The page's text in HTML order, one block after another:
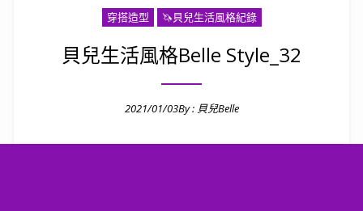
穿搭造型 🦄️貝兒生活風格紀錄
貝兒生活風格Belle Style_32
2021/01/03By : 貝兒Belle